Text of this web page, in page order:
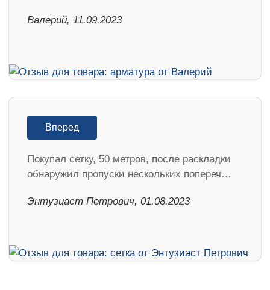
Валерий, 11.09.2023
Вперед
Покупал сетку, 50 метров, после раскладки
обнаружил пропуски нескольких попереч…
Энтузиаст Петрович, 01.08.2023